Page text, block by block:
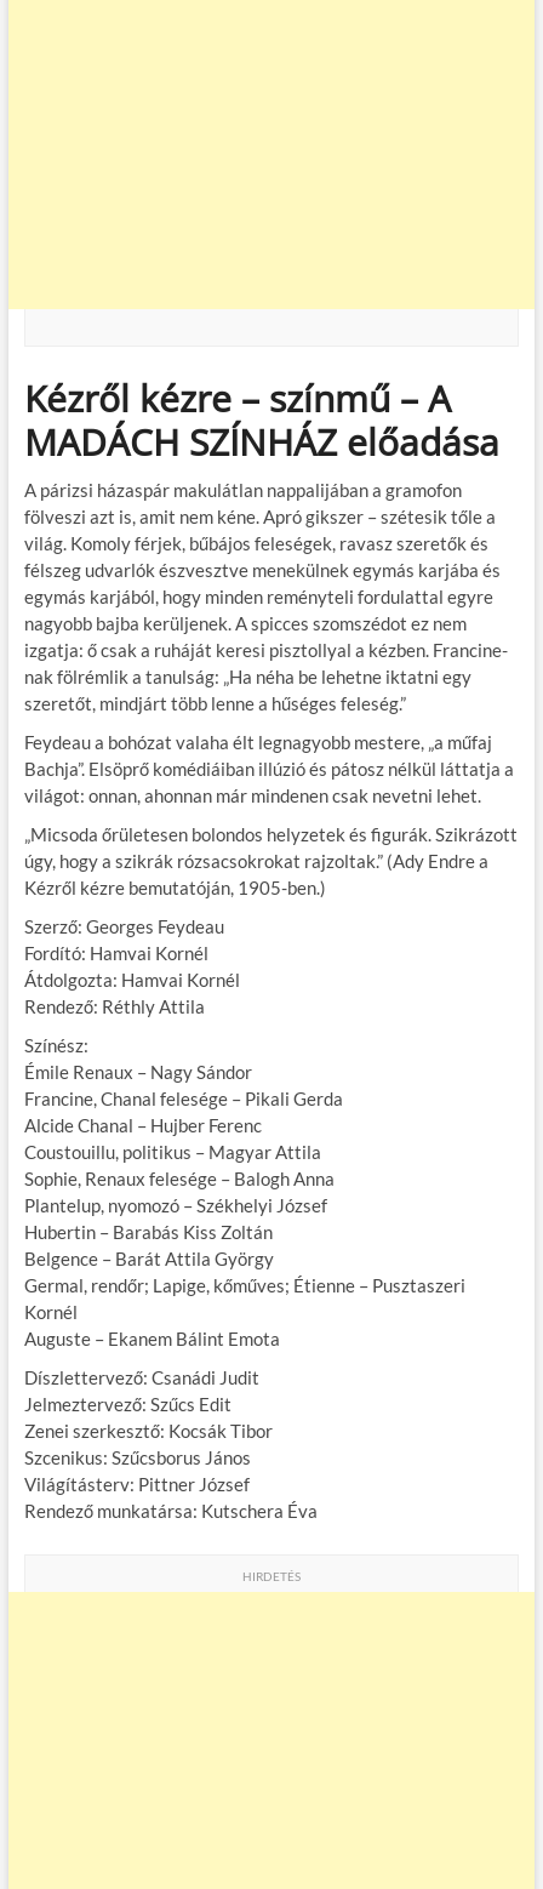
Kézről kézre – színmű – A
MADÁCH SZÍNHÁZ előadása
A párizsi házaspár makulátlan nappalijában a gramofon
fölveszi azt is, amit nem kéne. Apró gikszer – szétesik tőle a
világ. Komoly férjek, bűbájos feleségek, ravasz szeretők és
félszeg udvarlók észvesztve menekülnek egymás karjába és
egymás karjából, hogy minden reményteli fordulattal egyre
nagyobb bajba kerüljenek. A spicces szomszédot ez nem
izgatja: ő csak a ruháját keresi pisztollyal a kézben. Francine-
nak fölrémlik a tanulság: „Ha néha be lehetne iktatni egy
szeretőt, mindjárt több lenne a hűséges feleség.”
Feydeau a bohózat valaha élt legnagyobb mestere, „a műfaj
Bachja”. Elsöprő komédiáiban illúzió és pátosz nélkül láttatja a
világot: onnan, ahonnan már mindenen csak nevetni lehet.
„Micsoda őrületesen bolondos helyzetek és figurák. Szikrázott
úgy, hogy a szikrák rózsacsokrokat rajzoltak.” (Ady Endre a
Kézről kézre bemutatóján, 1905-ben.)
Szerző: Georges Feydeau
Fordító: Hamvai Kornél
Átdolgozta: Hamvai Kornél
Rendező: Réthly Attila
Színész:
Émile Renaux – Nagy Sándor
Francine, Chanal felesége – Pikali Gerda
Alcide Chanal – Hujber Ferenc
Coustouillu, politikus – Magyar Attila
Sophie, Renaux felesége – Balogh Anna
Plantelup, nyomozó – Székhelyi József
Hubertin – Barabás Kiss Zoltán
Belgence – Barát Attila György
Germal, rendőr; Lapige, kőműves; Étienne – Pusztaszeri
Kornél
Auguste – Ekanem Bálint Emota
Díszlettervező: Csanádi Judit
Jelmeztervező: Szűcs Edit
Zenei szerkesztő: Kocsák Tibor
Szcenikus: Szűcsborus János
Világításterv: Pittner József
Rendező munkatársa: Kutschera Éva
HIRDETÉS